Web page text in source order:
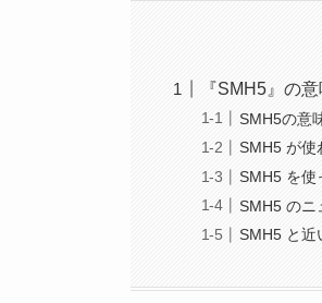
『SMH5』の
SMH5の意
SMH5 が使
SMH5 を使
SMH5 のニ
SMH5 と近